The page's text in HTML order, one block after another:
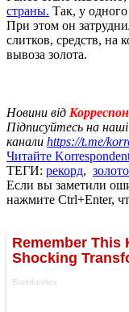
страны. Так, у
При этом он
слитков, средств, на
вывоза золота.
Новини від
Підписуйтесь на наші
канали https://t.me/
Читайте
ТЕГИ: рекорд, золото
Если вы заметили
нажмите Ctrl+Enter,